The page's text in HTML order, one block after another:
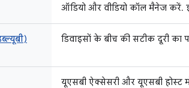
ऑडियो और वीडियो कॉल मैनेज करें.
डिवाइसों के बीच की सटीक दूरी का
यूएसबी ऐक्सेसरी और यूएसबी होस्ट